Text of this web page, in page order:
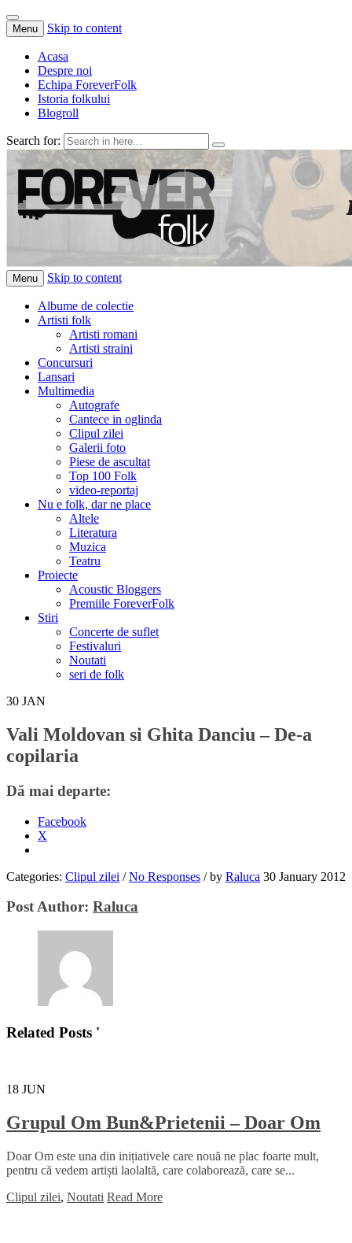
Menu Skip to content
Acasa
Despre noi
Echipa ForeverFolk
Istoria folkului
Blogroll
Search for:
ForeverFolk
Muzica sufletului tau
Menu Skip to content
Albume de colectie
Artisti folk
Artisti romani
Artisti straini
Concursuri
Lansari
Multimedia
Autografe
Cantece in oglinda
Clipul zilei
Galerii foto
Piese de ascultat
Top 100 Folk
video-reportaj
Nu e folk, dar ne place
Altele
Literatura
Muzica
Teatru
Proiecte
Acoustic Bloggers
Premiile ForeverFolk
Stiri
Concerte de suflet
Festivaluri
Noutati
seri de folk
30 JAN
Vali Moldovan si Ghita Danciu – De-a
copilaria
Dă mai departe:
Facebook
X
Categories: Clipul zilei / No Responses /by Raluca 30 January 2012
Post Author: Raluca
Related Posts '
18 JUN
Grupul Om Bun&Prietenii – Doar Om
Doar Om este una din inițiativele care nouă ne plac foarte mult,
pentru că vedem artiști laolaltă, care colaborează, care se...
Clipul zilei, Noutati Read More